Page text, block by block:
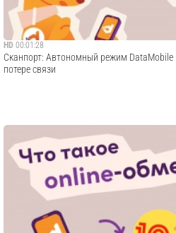
HD 00:01:28
Сканпорт: Автономный режим DataMobile
потере связи